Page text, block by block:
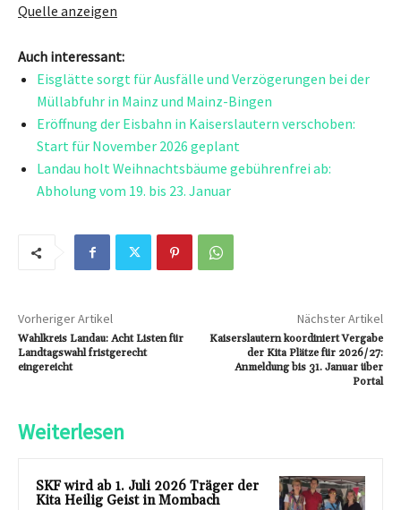
Quelle anzeigen
Auch interessant:
Eisglätte sorgt für Ausfälle und Verzögerungen bei der
Müllabfuhr in Mainz und Mainz-Bingen
Eröffnung der Eisbahn in Kaiserslautern verschoben:
Start für November 2026 geplant
Landau holt Weihnachtsbäume gebührenfrei ab:
Abholung vom 19. bis 23. Januar
Vorheriger Artikel
Wahlkreis Landau: Acht Listen für
Landtagswahl fristgerecht
eingereicht
Nächster Artikel
Kaiserslautern koordiniert Vergabe
der Kita Plätze für 2026/27:
Anmeldung bis 31. Januar über
Portal
Weiterlesen
SKF wird ab 1. Juli 2026 Träger der
Kita Heilig Geist in Mombach